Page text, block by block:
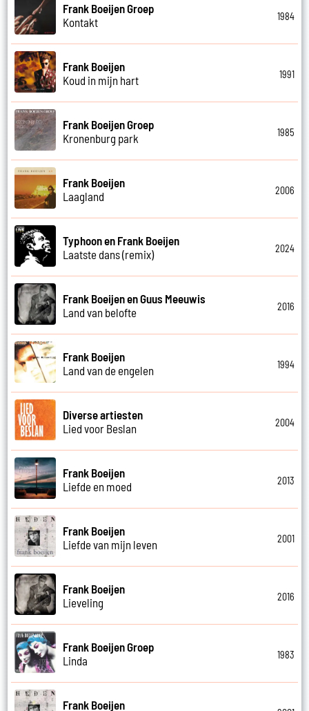
Frank Boeijen Groep
Kontakt
1984
Frank Boeijen
Koud in mijn hart
1991
Frank Boeijen Groep
Kronenburg park
1985
Frank Boeijen
Laagland
2006
Typhoon en Frank Boeijen
Laatste dans (remix)
2024
Frank Boeijen en Guus Meeuwis
Land van belofte
2016
Frank Boeijen
Land van de engelen
1994
Diverse artiesten
Lied voor Beslan
2004
Frank Boeijen
Liefde en moed
2013
Frank Boeijen
Liefde van mijn leven
2001
Frank Boeijen
Lieveling
2016
Frank Boeijen Groep
Linda
1983
Frank Boeijen